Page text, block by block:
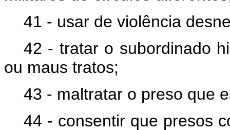
41 - usar de violência
42 - tratar o subordinado
ou maus tratos;
43 - maltratar o preso que
44 - consentir que presos